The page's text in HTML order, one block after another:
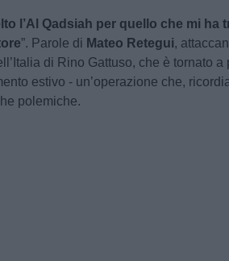
l’Al Qadsiah per quello che mi ha
”. Parole di Mateo Retegui,
di Rino Gattuso, che è tornato a
estivo - un’operazione che,
polemiche.